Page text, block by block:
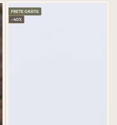
FRETE GRÁTIS
–40%